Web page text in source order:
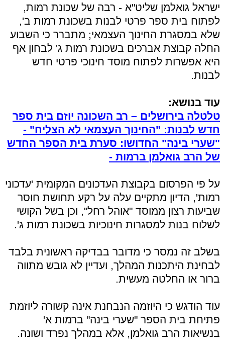
ישראל גואלמן שליט"א - רבה של שכונת רמות,
לפתוח בית ספר פרטי לבנות בשכונת רמות ב',
שלא במסגרת החינוך העצמאי; מתברר כי השבוע
החלה קבוצת אברכים בשכונת רמות ג' לבחון אף
היא אפשרות לפתוח מוסד חינוכי פרטי חדש
לבנות.
עוד בנושא:
טלטלה בירושלים – רב השכונה יוזם בית ספר
חדש לבנות: "החינוך העצמאי לא הצליח" -
"שערי בינה" החדושו: סערת בית הספר החדש
של הרב גואלמן ברמות -
על פי הפרסום בקבוצת העדכונים המקומית 'עדכוני
רמות', הדיון מתקיים עלה על רקע תחושת חוסר
שביעות רצון ממוסד "אוהל רחל", וכן בשל הקושי
לשלוח בנות למסגרות חינוכיות בשכונת רמות ג'.
בשלב זה נמסר כי מדובר בבדיקה ראשונית בלבד
לבחינת היתכנות המהלך, ועדיין לא גובש מתווה
ברור או החלטה מעשית.
עוד הודגש כי היוזמה הנבחנת אינה קשורה ליוזמת
פתיחת בית הספר "שערי בינה" ברמות א'
בנשיאות הרב גואלמן, אלא במהלך נפרד ושונה.